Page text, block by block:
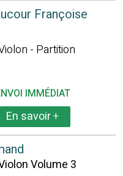
Françoise
- Partition
IMMÉDIAT
En savoir+
Volume 3